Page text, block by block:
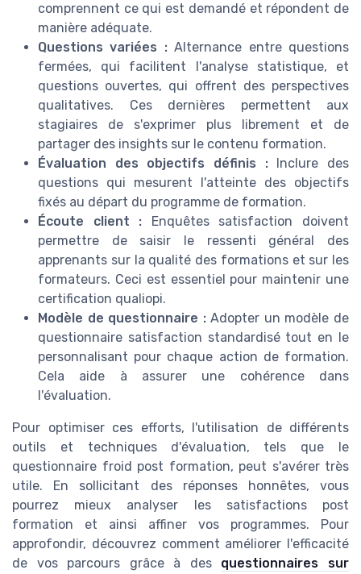
comprennent ce qui est demandé et répondent de
manière adéquate.
Questions variées :Alternance entre questions
fermées, qui facilitent l'analyse statistique, et
questions ouvertes, qui offrent des perspectives
qualitatives. Ces dernières permettent aux
stagiaires de s'exprimer plus librement et de
partager des insights sur le contenu formation.
Évaluation des objectifs définis : Inclure des
questions qui mesurent l'atteinte des objectifs
fixés au départ du programme de formation.
Écoute client : Enquêtes satisfaction doivent
permettre de saisir le ressenti général des
apprenants sur la qualité des formations et sur les
formateurs. Ceci est essentiel pour maintenir une
certification qualiopi.
Modèle de questionnaire :Adopter un modèle de
questionnaire satisfaction standardisé tout en le
personnalisant pour chaque action de formation.
Cela aide à assurer une cohérence dans
l'évaluation.
Pour optimiser ces efforts, l'utilisation de différents
outils et techniques d'évaluation, tels que le
questionnaire froid post formation, peut s'avérer très
utile. En sollicitant des réponses honnêtes, vous
pourrez mieux analyser les satisfactions post
formation et ainsi affiner vos programmes. Pour
approfondir, découvrez comment améliorer l'efficacité
de vos parcours grâce à des questionnaires sur